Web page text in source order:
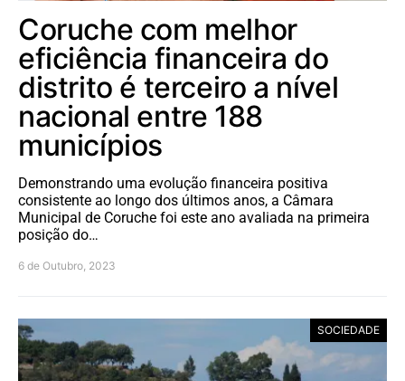
Coruche com melhor
eficiência financeira do
distrito é terceiro a nível
nacional entre 188
municípios
Demonstrando uma evolução financeira positiva
consistente ao longo dos últimos anos, a Câmara
Municipal de Coruche foi este ano avaliada na primeira
posição do…
6 de Outubro, 2023
SOCIEDADE